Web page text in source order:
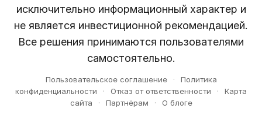
исключительно информационный характер и
не является инвестиционной рекомендацией.
Все решения принимаются пользователями
самостоятельно.
Пользовательское соглашение ·
Политика
конфиденциальности
· Отказ от ответственности ·
Карта
сайта
· Партнёрам · О блоге